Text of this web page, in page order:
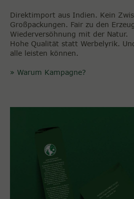
Direktimport aus Indien. Kein
Großpackungen. Fair zu den
Wiederversöhnung mit der Natur.
Hohe Qualität statt Werbelyrik.
alle leisten können.
» Warum Kampagne?